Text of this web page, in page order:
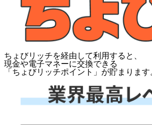
ちょびリッチを経由して利用すると、
現金や電子マネーに交換できる
「 ちょびリッチポイント 」が貯まります